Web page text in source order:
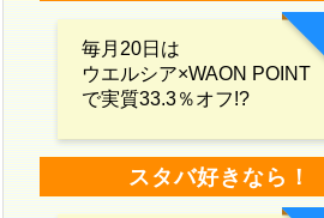
毎月20日は
ウエルシア×WAON POINT
で実質33.3％オフ!?
スタバ好きなら！